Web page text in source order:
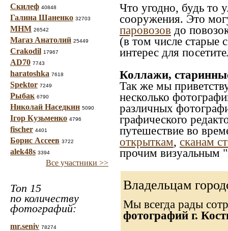
Скилеф 40848
Галина Шаненко 32703
МНМ 26542
Магаз Анатолий 25449
Crakodil 17967
AD70 7743
haratoshka 7618
Spektor 7249
Рыбак 6790
Николай Наседкин 5090
Ігор Кузьменко 4796
fischer 4401
Борис Ассеев 3722
alek48s 3394
Все участники >>
Топ 15
по количеству
фотографий:
mr.seniv 78274
Что угодно, будь то
сооружения. Это
паровозов до
(в том числе старые
интерес для
Коллажи,
Так же мы
несколько
различных
графического
путешествие во
открыткам, сканам
прочим визуальным
Владельцам
Мы всегда рады
фотографий г.